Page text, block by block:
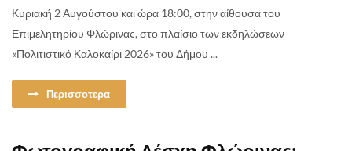
Κυριακή 2 Αυγούστου και ώρα 18:00, στην αίθουσα του
Επιμελητηρίου Φλώρινας, στο πλαίσιο των εκδηλώσεων
«Πολιτιστικό Καλοκαίρι 2026» του Δήμου ...
Περισσοτερα